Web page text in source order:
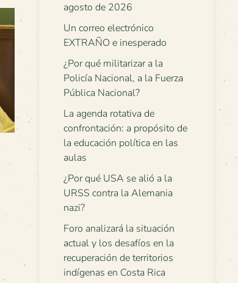
agosto de 2026
Un correo electrónico
EXTRAÑO e inesperado
¿Por qué militarizar a la
Policía Nacional, a la Fuerza
Pública Nacional?
La agenda rotativa de
confrontación: a propósito de
la educación política en las
aulas
¿Por qué USA se alió a la
URSS contra la Alemania
nazi?
Foro analizará la situación
actual y los desafíos en la
recuperación de territorios
indígenas en Costa Rica